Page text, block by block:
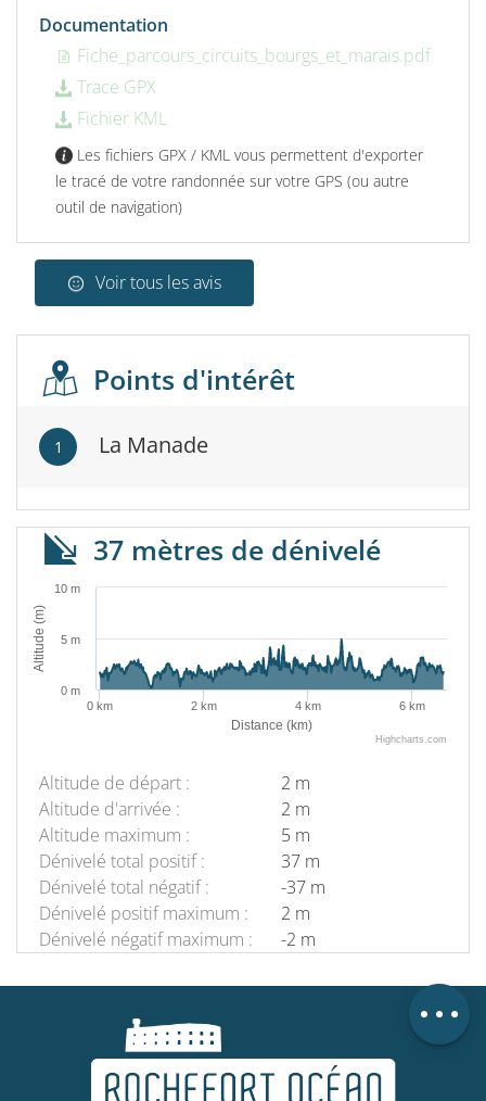
Documentation
Fiche_parcours_circuits_bourgs_et_marais.pdf
Trace GPX
Fichier KML
Les fichiers GPX / KML vous permettent d'exporter
le tracé de votre randonnée sur votre GPS (ou autre
outil de navigation)
Voir tous les avis
Points d'intérêt
1 La Manade
37 mètres de dénivelé
Distance (km)
Altitude (m)
0 km 2 km 4 km 6 km
0 m
5 m
10 m
Highcharts.com
Altitude de départ :
2 m
Altitude d'arrivée :
2 m
Altitude maximum :
5 m
Dénivelé total positif :
37 m
Dénivelé total négatif :
-37 m
Dénivelé positif maximum :
2 m
Dénivelé négatif maximum :
-2 m